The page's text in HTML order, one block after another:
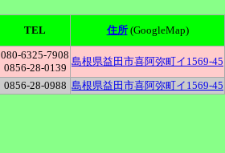
TEL 住所(GoogleMap)
080-6325-7908
0856-28-0139
島根県益田市喜阿弥町イ1569-45
0856-28-0988 島根県益田市喜阿弥町イ1569-45